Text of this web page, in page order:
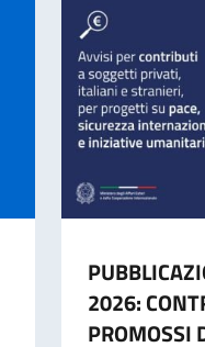
2026:
PROMOSSI